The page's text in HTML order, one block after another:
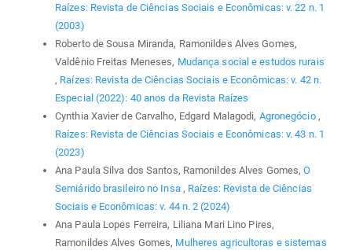
Raízes: Revista de Ciências Sociais e Econômicas: v. 22 n. 1
(2003)
Roberto de Sousa Miranda, Ramonildes Alves Gomes,
Valdênio Freitas Meneses, Mudança social e estudos rurais
, Raízes: Revista de Ciências Sociais e Econômicas: v. 42 n.
Especial (2022): 40 anos da Revista Raízes
Cynthia Xavier de Carvalho, Edgard Malagodi, Agronegócio ,
Raízes: Revista de Ciências Sociais e Econômicas: v. 43 n. 1
(2023)
Ana Paula Silva dos Santos, Ramonildes Alves Gomes,O
Semiárido brasileiro no Insa , Raízes: Revista de Ciências
Sociais e Econômicas: v. 44 n. 2 (2024)
Ana Paula Lopes Ferreira, Liliana Mari Lino Pires,
Ramonildes Alves Gomes, Mulheres agricultoras e sistemas